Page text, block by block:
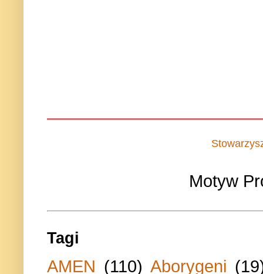
Motyw
Tagi
AMEN (110) Aborygeni